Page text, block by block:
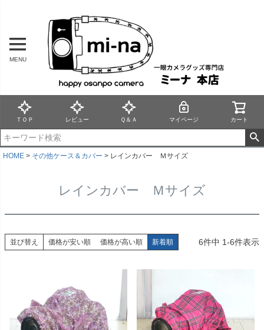
MENU
ＴＯＰ レビュー Ｑ＆Ａ マイページ カート
HOME その他ケース＆カバー レインカバー Ｍサイズ
レインカバー Ｍサイズ
並び替え 価格が安い順 価格が高い順 新着順 6件中 1-6件表示